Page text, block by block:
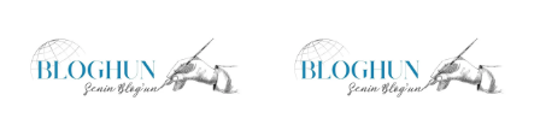
Bitkisel Kürler...